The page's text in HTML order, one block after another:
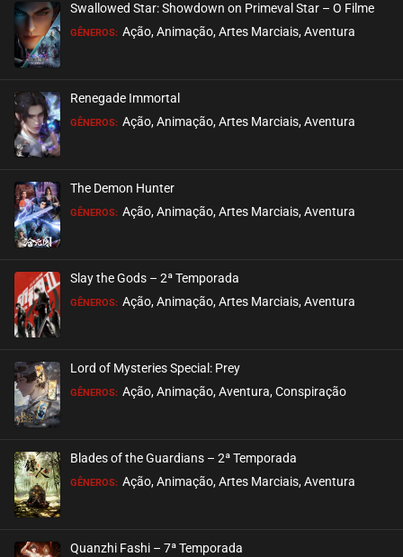
Swallowed Star: Showdown on Primeval Star – O Filme
GÊNEROS: Ação, Animação, Artes Marciais, Aventura
Renegade Immortal
GÊNEROS: Ação, Animação, Artes Marciais, Aventura
The Demon Hunter
GÊNEROS: Ação, Animação, Artes Marciais, Aventura
Slay the Gods – 2ª Temporada
GÊNEROS: Ação, Animação, Artes Marciais, Aventura
Lord of Mysteries Special: Prey
GÊNEROS: Ação, Animação, Aventura, Conspiração
Blades of the Guardians – 2ª Temporada
GÊNEROS: Ação, Animação, Artes Marciais, Aventura
Quanzhi Fashi – 7ª Temporada